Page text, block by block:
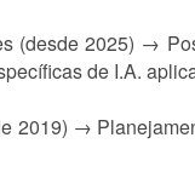
(desde 2025) →
de I.A.
2019) →